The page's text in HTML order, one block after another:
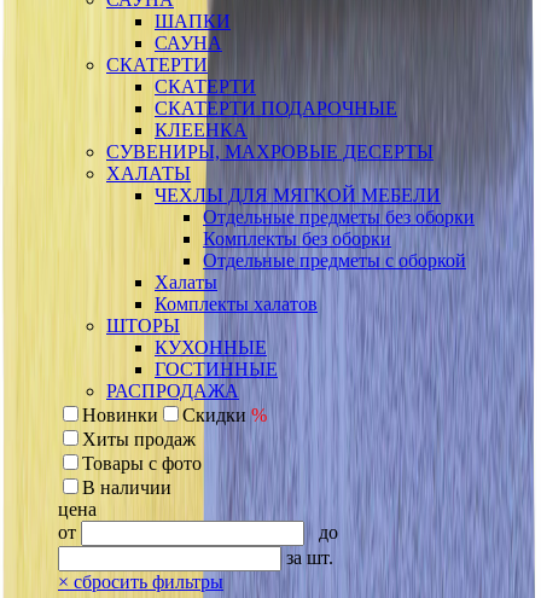
ШАПКИ
САУНА
СКАТЕРТИ
СКАТЕРТИ
СКАТЕРТИ ПОДАРОЧНЫЕ
КЛЕЕНКА
СУВЕНИРЫ, МАХРОВЫЕ ДЕСЕРТЫ
ХАЛАТЫ
ЧЕХЛЫ ДЛЯ МЯГКОЙ МЕБЕЛИ
Отдельные предметы без оборки
Комплекты без оборки
Отдельные предметы с оборкой
Халаты
Комплекты халатов
ШТОРЫ
КУХОННЫЕ
ГОСТИННЫЕ
РАСПРОДАЖА
Новинки
Скидки%
Хиты продаж
Товары с фото
В наличии
цена
от
до
за шт.
× сбросить фильтры